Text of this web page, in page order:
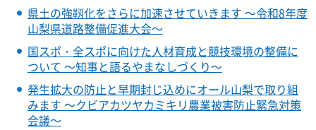
県土の強靱化をさらに加速させていきます ～令和8年度
山梨県道路整備促進大会～
国スポ・全スポに向けた人材育成と競技環境の整備に
ついて ～知事と語るやまなしづくり～
発生拡大の防止と早期封じ込めにオール山梨で取り組
みます ～クビアカツヤカミキリ農業被害防止緊急対策
会議～